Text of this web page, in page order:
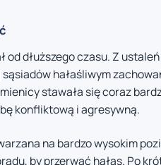
dłuższego czasu. Z
hałaśliwym
stawała się coraz
konfliktową i agresywną.
na bardzo wysokim
by przerwać hałas. Po